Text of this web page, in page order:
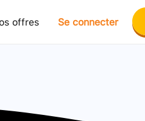
offres Se connecter